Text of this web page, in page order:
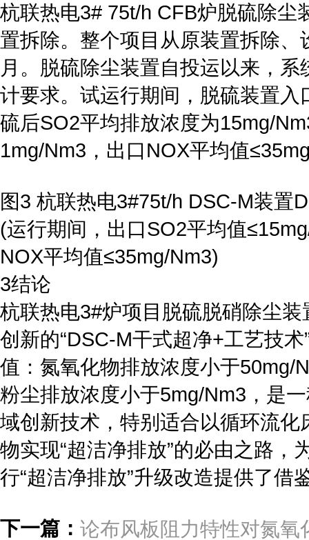
杭联热电3# 75t/h CFB炉脱硫除尘
置拆除。整个项目从原装置拆除
月。脱硫除尘装置自投运以来，
计要求。试运行期间，脱硫装置
硫后SO2平均排放浓度为15mg/
1mg/Nm3，出口NOX平均值
图3 杭联热电3#75t/h DSC-M装置
(运行期间，出口SO2平均值
NOX平均值≤35mg/Nm3)
3结论
杭联热电3#炉项目脱硫脱硝除尘
创新的“DSC-M干式超净+工艺技
值：氮氧化物排放浓度小于50mg/
粉尘排放浓度小于5mg/Nm3，是
域创新技术，特别适合以循环流
物实现“超洁净排放”的必由之路
行“超洁净排放”升级改造提供了
下一篇： 论布风板阻力特性对氮氧